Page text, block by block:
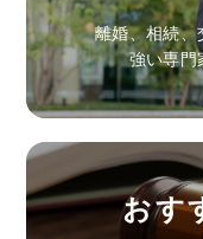
離婚、相続、
強い専門
おす